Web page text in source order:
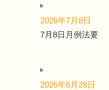
2026年7月8日
7月8日月例法要
2026年6月28日